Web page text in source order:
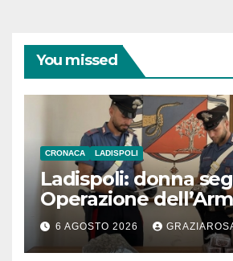
You missed
CRONACA LADISPOLI
Ladispoli: donna
Operazione
6 AGOSTO 2026